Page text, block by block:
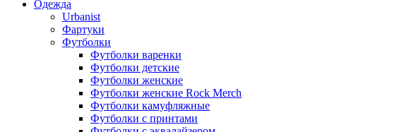
Одежда
Urbanist
Фартуки
Футболки
Футболки варенки
Футболки детские
Футболки женские
Футболки женские Rock Merch
Футболки камуфляжные
Футболки с принтами